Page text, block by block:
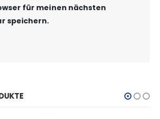
für meinen nächsten
speichern.